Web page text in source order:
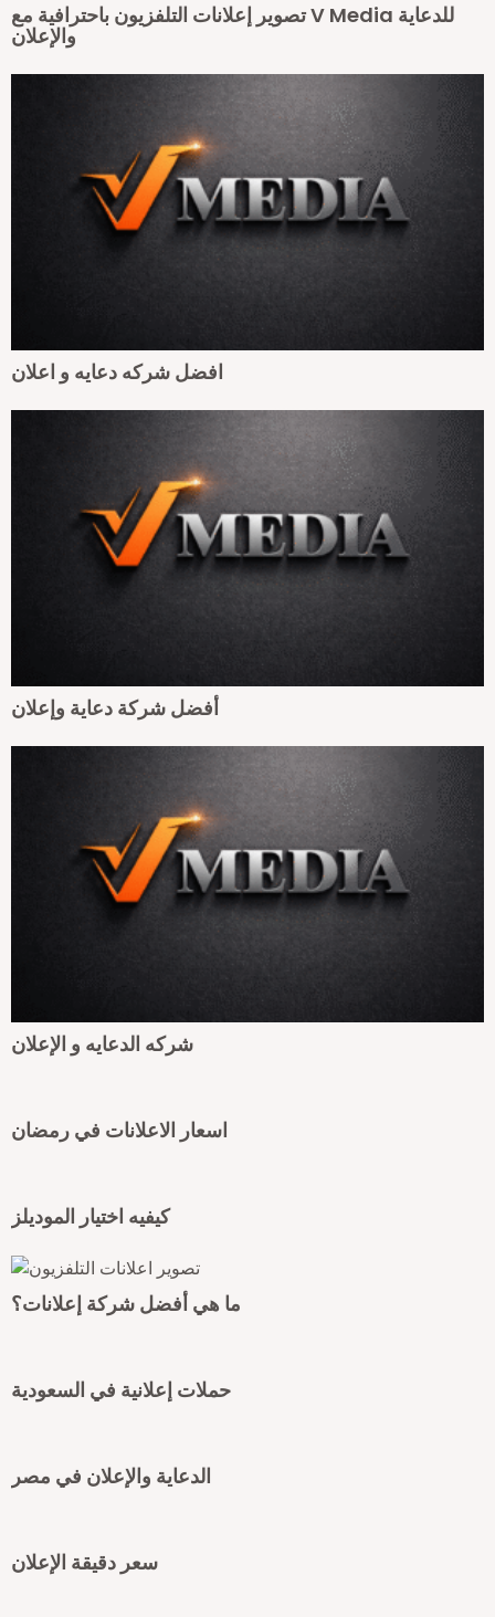
تصوير إعلانات التلفزيون باحترافية مع V Media للدعاية
والإعلان
افضل شركه دعايه و اعلان
أفضل شركة دعاية وإعلان
شركه الدعايه و الإعلان
اسعار الاعلانات في رمضان
كيفيه اختيار الموديلز
ما هي أفضل شركة إعلانات؟
حملات إعلانية في السعودية
الدعاية والإعلان في مصر
سعر دقيقة الإعلان